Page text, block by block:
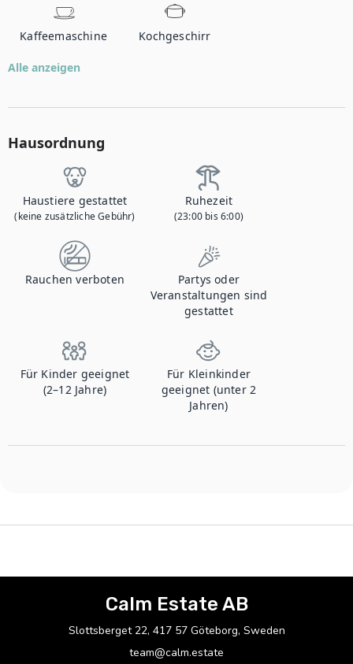
Kaffeemaschine Kochgeschirr
Alle anzeigen
Hausordnung
Haustiere gestattet
(keine zusätzliche Gebühr)
Ruhezeit
(23:00 bis 6:00)
Rauchen verboten
Partys oder
Veranstaltungen sind
gestattet
Für Kinder geeignet
(2–12 Jahre)
Für Kleinkinder
geeignet (unter 2
Jahren)
Calm Estate AB
Slottsberget 22, 417 57 Göteborg, Sweden
team@calm.estate